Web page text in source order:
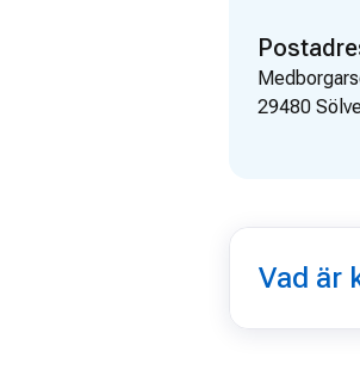
29480
Vad är